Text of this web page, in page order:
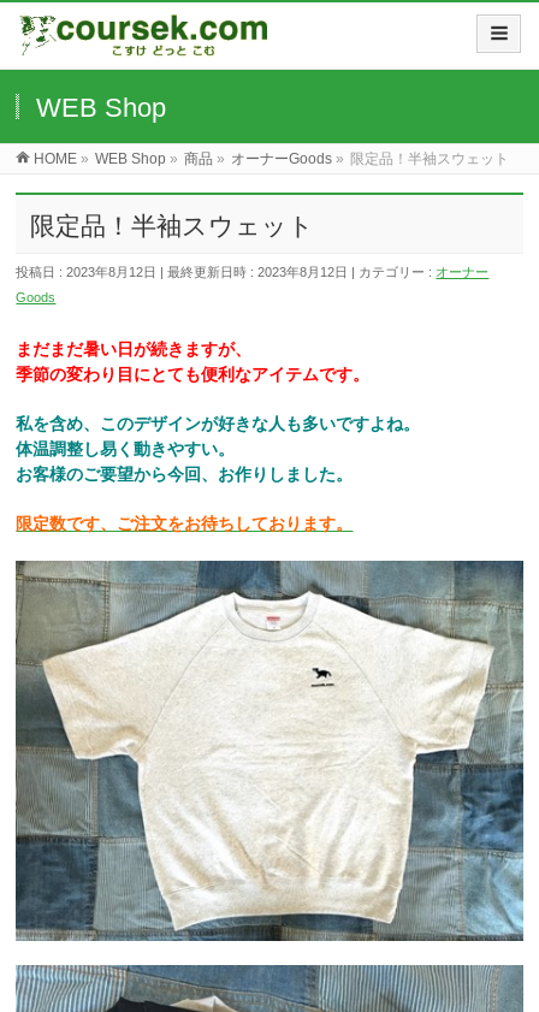
WEB Shop
HOME » WEB Shop » 商品 » オーナーGoods » 限定品！半袖スウェット
限定品！半袖スウェット
投稿日 : 2023年8月12日 最終更新日時 : 2023年8月12日 カテゴリー : オーナー
Goods
まだまだ暑い日が続きますが、
季節の変わり目にとても便利なアイテムです。
私を含め、このデザインが好きな人も多いですよね。
体温調整し易く動きやすい。
お客様のご要望から今回、お作りしました。
限定数です、ご注文をお待ちしております。